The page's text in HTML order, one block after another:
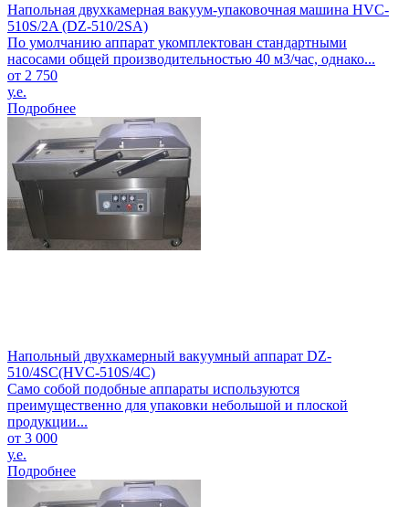
Напольная двухкамерная вакуум-упаковочная машина HVC-
510S/2A (DZ-510/2SA)
По умолчанию аппарат укомплектован стандартными
насосами общей производительностью 40 м3/час, однако...
от 2 750
у.е.
Подробнее
Напольный двухкамерный вакуумный аппарат DZ-
510/4SC(HVC-510S/4C)
Само собой подобные аппараты используются
преимущественно для упаковки небольшой и плоской
продукции...
от 3 000
у.е.
Подробнее